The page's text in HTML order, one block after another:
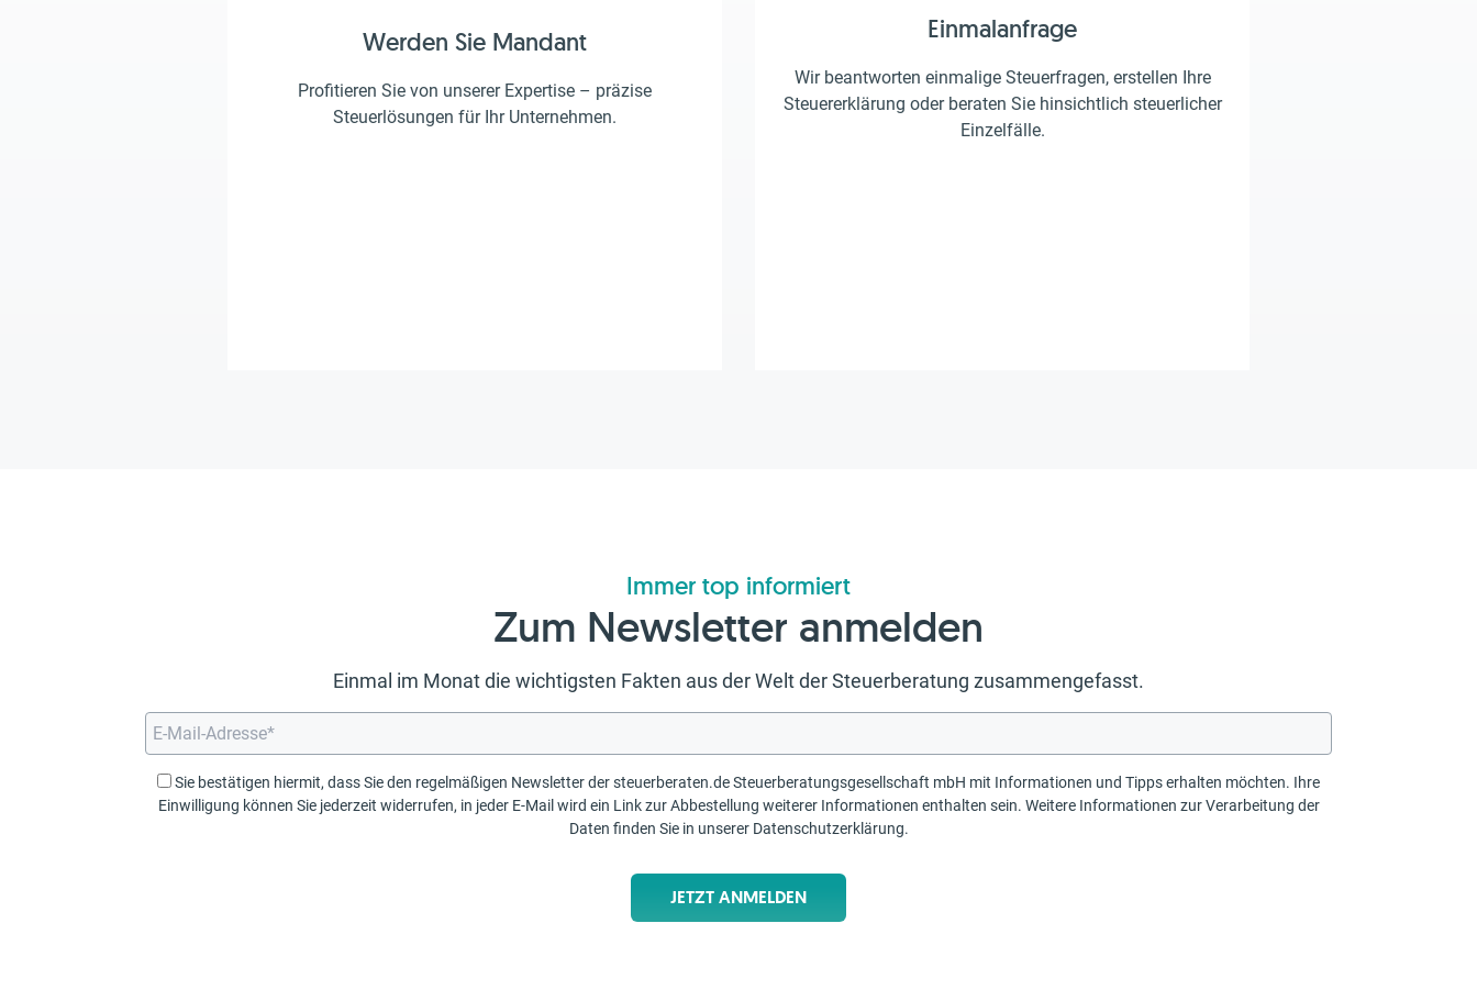
Werden Sie Mandant
Profitieren Sie von unserer Expertise – präzise
Steuerlösungen für Ihr Unternehmen.
Einmalanfrage
Wir beantworten einmalige Steuerfragen, erstellen Ihre
Steuererklärung oder beraten Sie hinsichtlich steuerlicher
Einzelfälle.
Immer top informiert
Zum Newsletter anmelden
Einmal im Monat die wichtigsten Fakten aus der Welt der Steuerberatung zusammengefasst.
Sie bestätigen hiermit, dass Sie den regelmäßigen Newsletter der steuerberaten.de Steuerberatungsgesellschaft mbH mit Informationen und Tipps erhalten möchten. Ihre
Einwilligung können Sie jederzeit widerrufen, in jeder E-Mail wird ein Link zur Abbestellung weiterer Informationen enthalten sein. Weitere Informationen zur Verarbeitung der
Daten finden Sie in unserer Datenschutzerklärung.
JETZT ANMELDEN